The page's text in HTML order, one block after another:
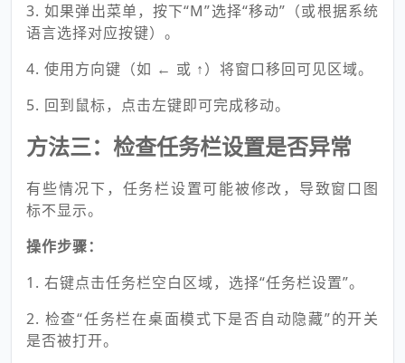
3. 如果弹出菜单，按下“M”选择“移动”（或根据系统
语言选择对应按键）。
4. 使用方向键（如 ← 或 ↑）将窗口移回可见区域。
5. 回到鼠标，点击左键即可完成移动。
方法三：检查任务栏设置是否异常
有些情况下，任务栏设置可能被修改，导致窗口图
标不显示。
操作步骤：
1. 右键点击任务栏空白区域，选择“任务栏设置”。
2. 检查“任务栏在桌面模式下是否自动隐藏”的开关
是否被打开。